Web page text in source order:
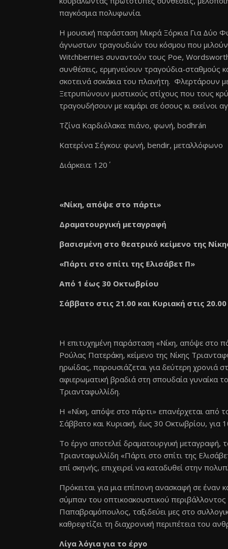
παγκόσμια πολυφωνία.
Η μουσική παράσταση Μικρά Ξόρκια Για Δύο
άγνωστων τραγουδιών του κόσμου που μιλούν
Witchberries συναντούν τους Poe,
συνθέσεις, ερμηνεύουν τραγούδια-σταθμούς
σκοτεινά σοκάκια του πλανήτη. Φλερτάρουν
Ξετρυπώνουν μυστικούς στίχους που τους
τραγουδήσουν με καμάρι σε όσους κι εκείνοι
Τζίνα Καρδιόλακα: πιάνο, φωνή, bodhrán
Κατερίνα Σέγκου: φωνή, bendir, μεταλλόφωνο
Διάρκεια: 120΄
«Νίκη, απόψε στο πάρτι»
Δραματουργική μεταγραφή
βασισμένη στο θεατρικό κείμενο της
«Πάρτι στο σπίτι της Ελισάβετ Π»
Από 1 έως 30 Οκτωβρίου
Σάββατο στις 21.00 και Κυριακή στις 20.00
Η επιτυχημένη παράσταση «Νίκη, απόψε στο
Ρούλας Πατεράκη, κείμενο της Νίκης
ηρωίδας, παρουσιάζεται για δεύτερη
αφιερωματική βραδιά στη σπουδαία γυναίκα
Τριανταφυλλίδη.
Η «Νίκη, απόψε στο πάρτι» επανέρχεται από
Σάββατο και Κυριακή, έως 30 Οκτωβρίου, για
Το έργο αποτελεί δραματουργική
Τριανταφυλλίδη «Πάρτι στο σπίτι της
επί σκηνής, επιχειρεί να καταδυθεί στην
Πρόκειται για μια επίπονη ανασκαφή σε έναν
σύμπαν του οπτικοακουστικού
Παπαβραμόπουλος, ταξιδεύει μες στο
καθρεφτίζει τη διαχρονική περιπέτεια του
Λίγα λόγια για το έργο